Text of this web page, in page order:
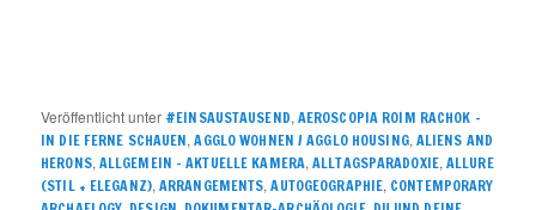
Veröffentlicht unter #EINSAUSTAUSEND, AEROSCOPIA ROIM RACHOK –
IN DIE FERNE SCHAUEN,AGGLO WOHNEN / AGGLO HOUSING, ALIENS AND
HERONS, ALLGEMEIN – AKTUELLE KAMERA,ALLTAGSPARADOXIE, ALLURE
(STIL + ELEGANZ), ARRANGEMENTS,AUTOGEOGRAPHIE, CONTEMPORARY